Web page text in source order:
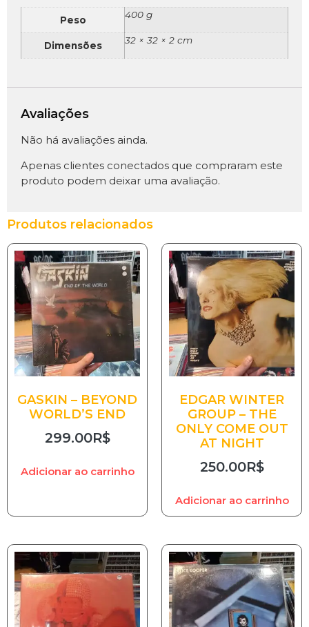
Peso 400 g
Dimensões 32 × 32 × 2 cm
Avaliações
Não há avaliações ainda.
Apenas clientes conectados que compraram este
produto podem deixar uma avaliação.
Produtos relacionados
GASKIN – BEYOND
WORLD’S END
299.00R$
Adicionar ao carrinho
EDGAR WINTER
GROUP – THE
ONLY COME OUT
AT NIGHT
250.00R$
Adicionar ao carrinho